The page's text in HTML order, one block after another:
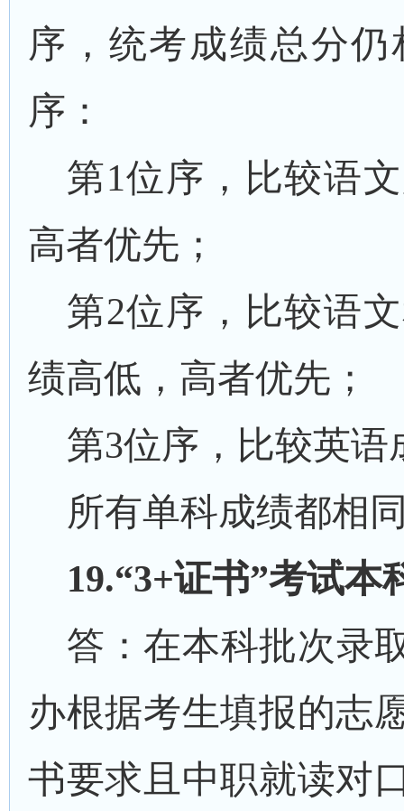
序，统考成绩总分
序：
第1位序，比较语
高者优先；
第2位序，比较语
绩高低，高者优先；
第3位序，比较英
所有单科成绩都相
19.“3+证书”考试本
答：在本科批次录
办根据考生填报的志
书要求且中职就读对